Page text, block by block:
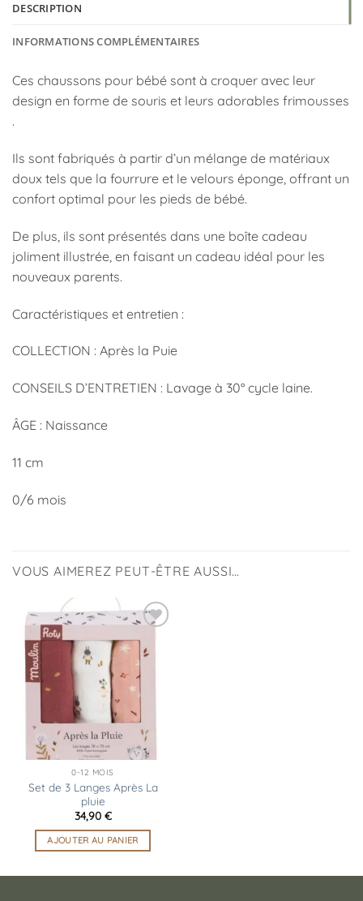
DESCRIPTION
INFORMATIONS COMPLÉMENTAIRES
Ces chaussons pour bébé sont à croquer avec leur
design en forme de souris et leurs adorables frimousses
.
Ils sont fabriqués à partir d’un mélange de matériaux
doux tels que la fourrure et le velours éponge, offrant un
confort optimal pour les pieds de bébé.
De plus, ils sont présentés dans une boîte cadeau
joliment illustrée, en faisant un cadeau idéal pour les
nouveaux parents.
Caractéristiques et entretien :
COLLECTION : Après la Puie
CONSEILS D’ENTRETIEN : Lavage à 30° cycle laine.
ÂGE : Naissance
11 cm
0/6 mois
VOUS AIMEREZ PEUT-ÊTRE AUSSI…
Ajouter
à la
liste
d’envies
0-12 MOIS
Set de 3 Langes Après La
pluie
34,90 €
AJOUTER AU PANIER